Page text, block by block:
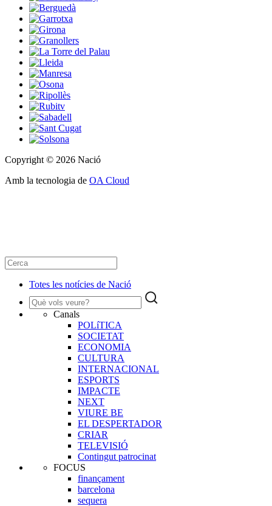
Copyright © 2026 Nació
Amb la tecnologia de OA Cloud
Totes les notícies de Nació
Canals
POLíTICA
SOCIETAT
ECONOMIA
CULTURA
INTERNACIONAL
ESPORTS
IMPACTE
NEXT
VIURE BE
EL DESPERTADOR
CRIAR
TELEVISIÓ
Contingut patrocinat
FOCUS
finançament
barcelona
sequera